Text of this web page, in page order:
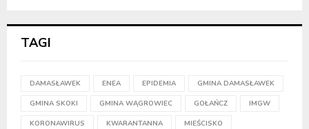
TAGI
DAMASŁAWEK ENEA EPIDEMIA GMINA DAMASŁAWEK
GMINA SKOKI GMINA WĄGROWIEC GOŁAŃCZ IMGW
KORONAWIRUS KWARANTANNA MIEŚCISKO